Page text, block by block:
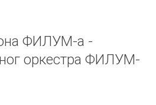
ФИЛУМ-а -
оркестра ФИЛУМ-